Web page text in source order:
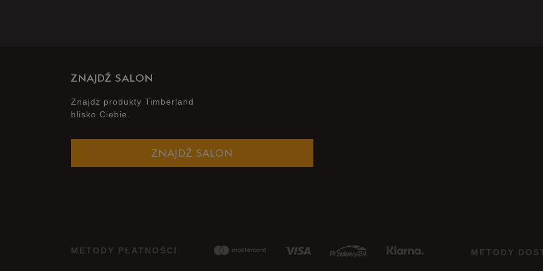
ZNAJDŹ SALON
Znajdż produkty Timberland
blisko Ciebie.
ZNAJDŹ SALON
METODY PŁATNOŚCI METODY